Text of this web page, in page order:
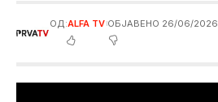
ОД:ALFA TV ОБЈАВЕНО 26/06/2026